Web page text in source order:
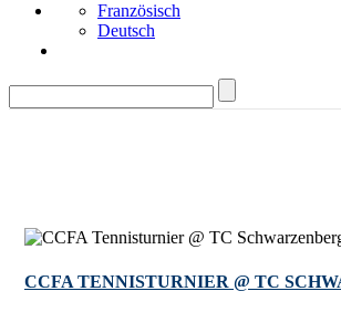
Französisch
Deutsch
CCFA TENNISTURNIER @ TC